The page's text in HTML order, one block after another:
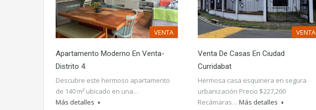
VENTA
Apartamento Moderno En Venta-
Distrito 4.
Descubre este hermoso apartamento
de 140 m² ubicado en una…
Más detalles
VENTA
Venta De Casas En Ciudad
Curridabat
Hermosa casa esquinera en segura
urbanización Precio $227,200
Recámaras… Más detalles